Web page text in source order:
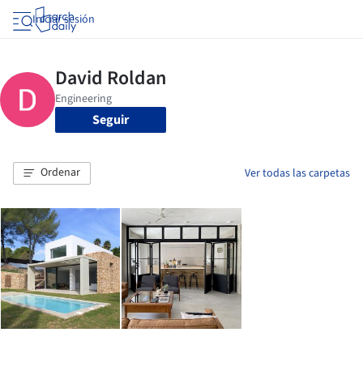
Iniciar sesión
Seguir
Ordenar Ver todas las carpetas